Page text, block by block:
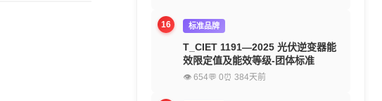
16 标准品牌
T_CIET 1191—2025 光伏逆变器能
效限定值及能效等级-团体标准
👁 654💬 0⏰ 384天前